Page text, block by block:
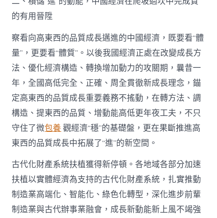
的有用晉陞
察看向高東西的品質成長邁進的中國經濟，既要看“體
量”，更要看“體質”。以後我國經濟正處在改變成長方
法、優化經濟構造、轉換增加動力的攻關期，曩昔一
年，全國高低完全、正確、周全貫徹新成長理念，錨
定高東西的品質成長重要義務不搖動，在轉方法、調
構造、提東西的品質、增動能高低更年夜工夫，不只
守住了微包養 觀經濟“穩”的基礎盤，更在果斷推進高
東西的品質成長中拓展了“進”的新空間。
古代化財產系統扶植獲得新停頓。各地域各部分加速
扶植以實體經濟為支持的古代化財產系統，扎實推動
制造業高端化、智能化、綠色化轉型，深化進步前輩
制造業與古代辦事業融會，成長新動能新上風不竭強